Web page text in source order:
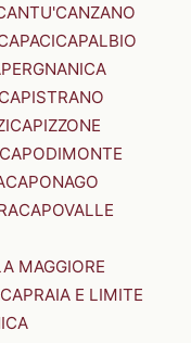
CANZANO
CAPALBIO
CAPISTRANO
CAPIZZONE
CAPODIMONTE
CAPONAGO
CAPOVALLE
MAGGIORE
CAPRAIA E LIMITE